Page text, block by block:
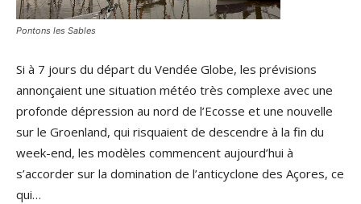
Pontons les Sables
Si à 7 jours du départ du Vendée Globe, les prévisions
annonçaient une situation météo très complexe avec une
profonde dépression au nord de l’Ecosse et une nouvelle
sur le Groenland, qui risquaient de descendre à la fin du
week-end, les modèles commencent aujourd’hui à
s’accorder sur la domination de l’anticyclone des Açores, ce
qui…